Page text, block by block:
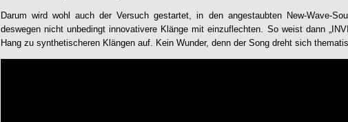
Darum wird wohl auch der Versuch gestartet, in den angestaubten New-Wave-
deswegen nicht unbedingt innovativere Klänge mit einzuflechten. So weist dann
Hang zu synthetischeren Klängen auf. Kein Wunder, denn der Song dreht sich